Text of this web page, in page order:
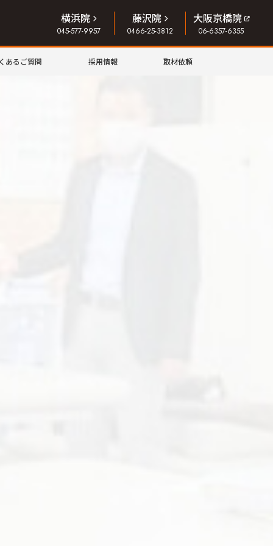
横浜院
045-577-9957
藤沢院
0466-25-3812
大阪京橋院
06-6357-6355
あるご質問 採用情報 取材依頼